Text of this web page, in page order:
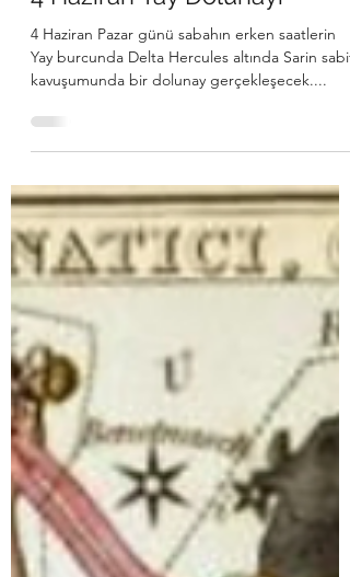
2 Haz 2023 2 dakikada okunur
4 Haziran Yay Dolunayı
Yay burcunda Delta Hercules altında Sarin sabiti